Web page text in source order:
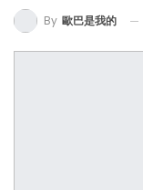
By 歐巴是我的